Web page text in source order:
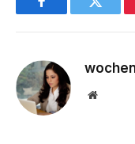
FacebookTwitter
Website